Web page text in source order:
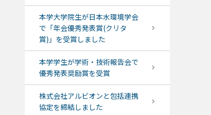
本学大学院生が日本水環境学会
で「年会優秀発表賞(クリタ
賞)」を受賞しました
本学学生が学術・技術報告会で
優秀発表奨励賞を受賞
株式会社アルビオンと包括連携
協定を締結しました